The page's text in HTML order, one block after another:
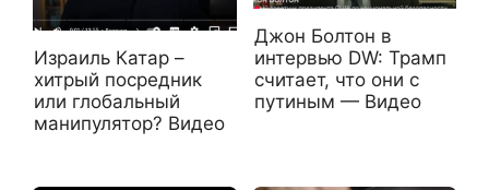
Израиль Катар –
хитрый посредник
или глобальный
манипулятор? Видео
Джон Болтон в
интервью DW: Трамп
считает, что они с
путиным — Видео